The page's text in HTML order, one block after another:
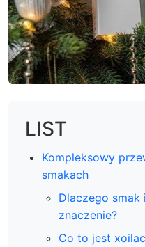
LIST
Kompleksowy
smakach
Dlaczego
znaczenie?
Co to jest